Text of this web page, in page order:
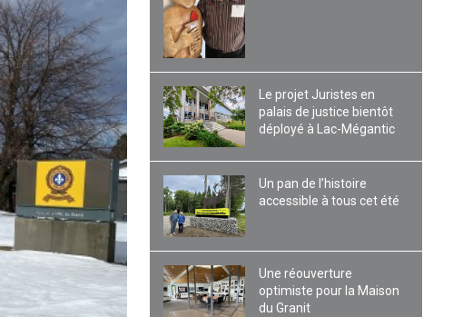
Le projet Juristes en
palais de justice bientôt
déployé à Lac-Mégantic
Un pan de l’histoire
accessible à tous cet été
Une réouverture
optimiste pour la Maison
du Granit